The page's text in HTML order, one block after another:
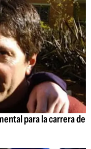
para la carrera de